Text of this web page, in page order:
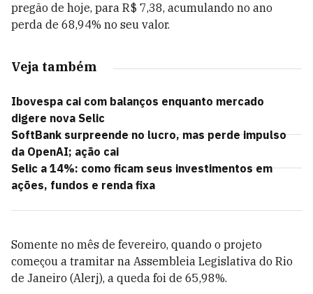
pregão de hoje, para R$ 7,38, acumulando no ano
perda de 68,94% no seu valor.
Veja também
Ibovespa cai com balanços enquanto mercado
digere nova Selic
SoftBank surpreende no lucro, mas perde impulso
da OpenAI; ação cai
Selic a 14%: como ficam seus investimentos em
ações, fundos e renda fixa
Somente no mês de fevereiro, quando o projeto
começou a tramitar na Assembleia Legislativa do Rio
de Janeiro (Alerj), a queda foi de 65,98%.